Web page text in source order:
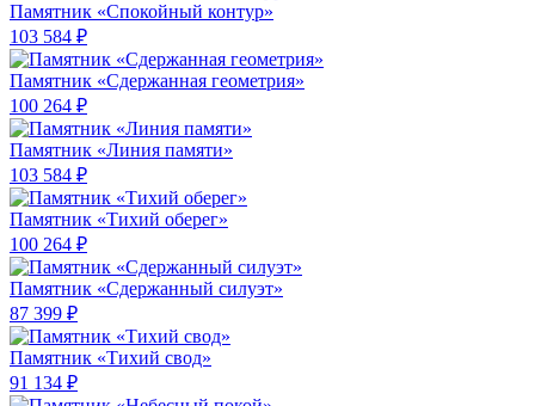
Памятник «Спокойный контур»
103 584 ₽
Памятник «Сдержанная геометрия»
100 264 ₽
Памятник «Линия памяти»
103 584 ₽
Памятник «Тихий оберег»
100 264 ₽
Памятник «Сдержанный силуэт»
87 399 ₽
Памятник «Тихий свод»
91 134 ₽